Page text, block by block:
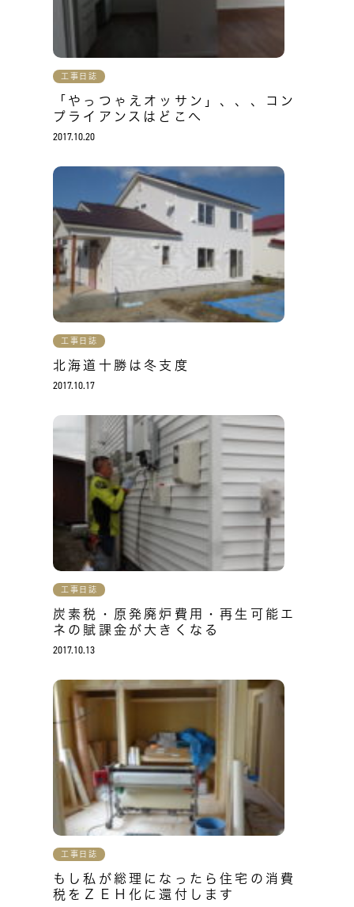
工事日誌
「やっつゃえオッサン」、、、コン
プライアンスはどこへ
2017.10.20
工事日誌
北海道十勝は冬支度
2017.10.17
工事日誌
炭素税・原発廃炉費用・再生可能エ
ネの賦課金が大きくなる
2017.10.13
工事日誌
もし私が総理になったら住宅の消費
税をＺＥＨ化に還付します